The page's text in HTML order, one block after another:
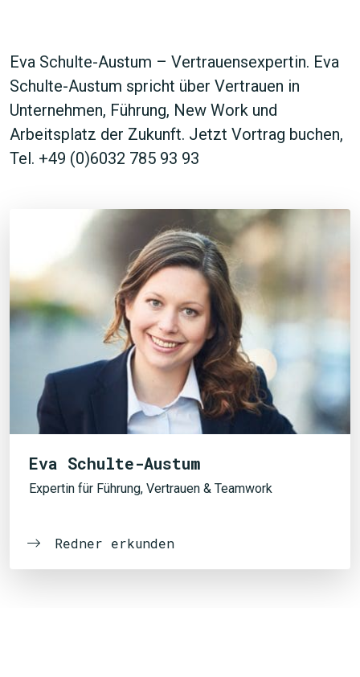
Eva Schulte-Austum – Vertrauensexpertin. Eva
Schulte-Austum spricht über Vertrauen in
Unternehmen, Führung, New Work und
Arbeitsplatz der Zukunft. Jetzt Vortrag buchen,
Tel. +49 (0)6032 785 93 93
Eva Schulte-Austum
Expertin für Führung, Vertrauen & Teamwork
Redner erkunden
JETZT SUCHEN